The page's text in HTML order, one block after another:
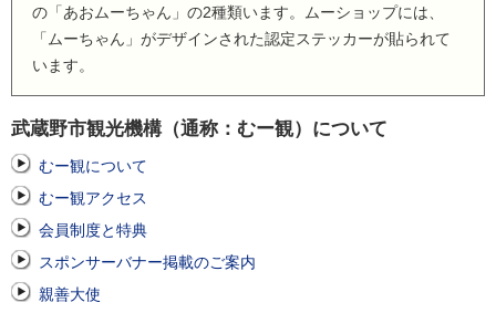
の「あおムーちゃん」の2種類います。ムーショップには、
「ムーちゃん」がデザインされた認定ステッカーが貼られて
います。
武蔵野市観光機構（通称：むー観）について
むー観について
むー観アクセス
会員制度と特典
スポンサーバナー掲載のご案内
親善大使